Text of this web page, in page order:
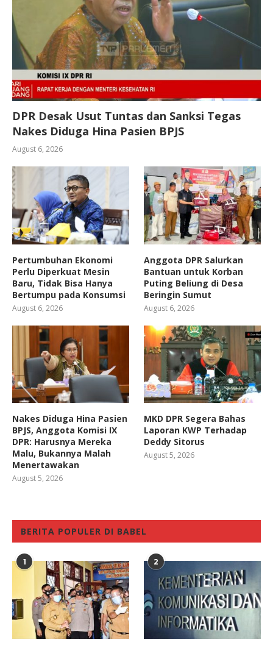
DPR Desak Usut Tuntas dan Sanksi Tegas
Nakes Diduga Hina Pasien BPJS
August 6, 2026
Pertumbuhan Ekonomi
Perlu Diperkuat Mesin
Baru, Tidak Bisa Hanya
Bertumpu pada Konsumsi
August 6, 2026
Anggota DPR Salurkan
Bantuan untuk Korban
Puting Beliung di Desa
Beringin Sumut
August 6, 2026
Nakes Diduga Hina Pasien
BPJS, Anggota Komisi IX
DPR: Harusnya Mereka
Malu, Bukannya Malah
Menertawakan
August 5, 2026
MKD DPR Segera Bahas
Laporan KWP Terhadap
Deddy Sitorus
August 5, 2026
BERITA POPULER DI BABEL
1 2